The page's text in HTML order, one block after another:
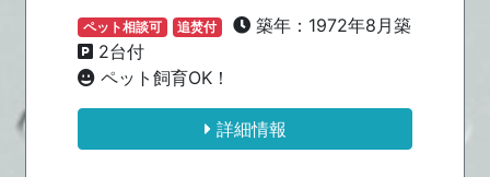
ペット相談可 追焚付
築年：1972年8月築
2台付
ペット飼育OK！
詳細情報